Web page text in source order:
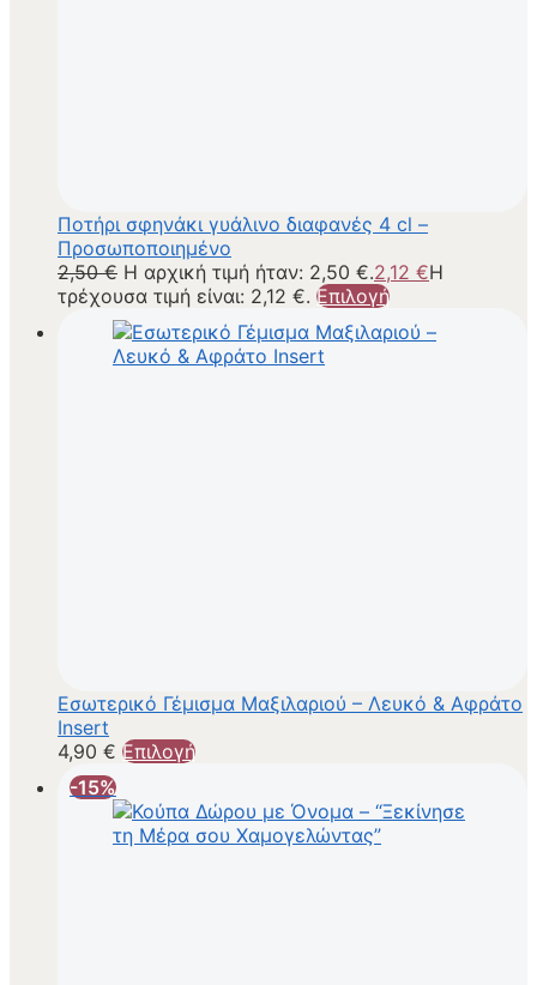
Ποτήρι σφηνάκι γυάλινο διαφανές 4 cl –
Προσωποποιημένο
2,50€ Η αρχική τιμή ήταν: 2,50 €.2,12 €Η
τρέχουσα τιμή είναι: 2,12 €. Επιλογή
Εσωτερικό Γέμισμα Μαξιλαριού – Λευκό & Αφράτο
Insert
4,90 € Επιλογή
-15%